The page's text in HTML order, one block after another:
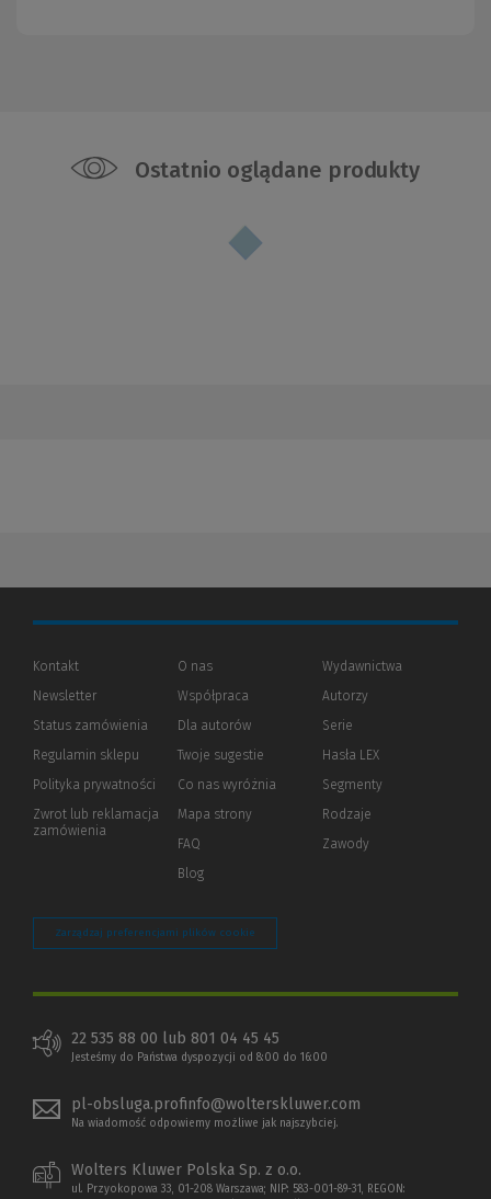
Ostatnio oglądane produkty
Kontakt
Newsletter
Status zamówienia
Regulamin sklepu
Polityka prywatności (Nowe
(Link
innej
Zwrot lub reklamacja
zamówienia
O nas
Współpraca
Dla autorów(Nowe
(Link
innej
strony)
Twoje sugestie
Co nas wyróżnia
Mapa strony
FAQ
Blog
Wydawnictwa
Autorzy
Serie
Hasła LEX
Segmenty
Rodzaje
Zawody
Zarządzaj preferencjami plików cookie
22 535 88 00 lub 801 04 45 45
Jesteśmy do Państwa dyspozycji od 8:00 do 16:00
pl-obsluga.profinfo@wolterskluwer.com
Na wiadomość odpowiemy możliwe jak najszybciej.
Wolters Kluwer Polska Sp. z o.o.
ul. Przyokopowa 33, 01-208 Warszawa; NIP: 583-001-89-31, REGON: